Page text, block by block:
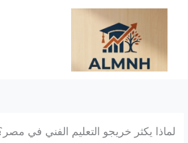
تخطي
لماذا يكثر خريجو التعليم الفني في